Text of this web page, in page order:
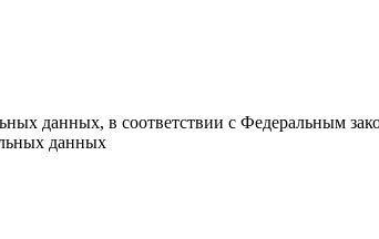
данных, в соответствии с Федеральным
данных